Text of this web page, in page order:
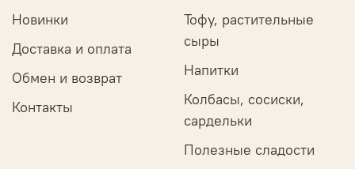
Новинки
Доставка и оплата
Обмен и возврат
Контакты
Тофу, растительные
сыры
Напитки
Колбасы, сосиски,
сардельки
Полезные сладости